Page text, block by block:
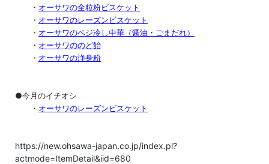
・ オーサワの全粒粉ビスケット
・ オーサワのレーズンビスケット
・ オーサワのベジ冷し中華（醤油・ごまだれ）
・ オーサワののど飴
・ オーサワの浄身粉
●今月のイチオシ
・ オーサワのレーズンビスケット
https://new.ohsawa-japan.co.jp/index.pl?
actmode=ItemDetail&iid=680